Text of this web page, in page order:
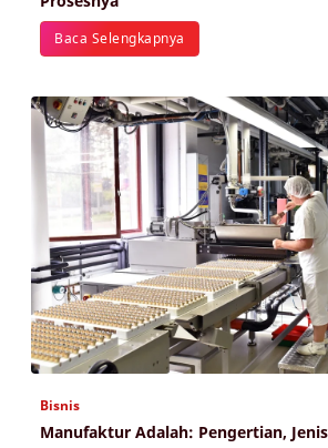
Baca Selengkapnya
Bisnis
Manufaktur Adalah: Pengertian,